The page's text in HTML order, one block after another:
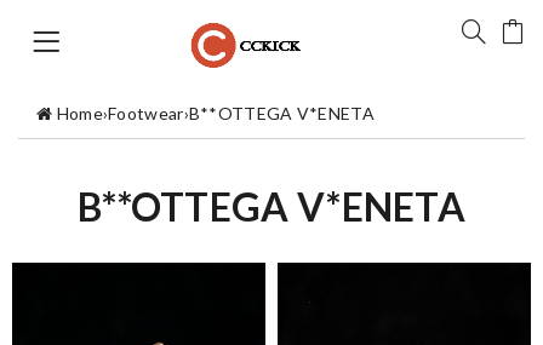
Home›Footwear›B**OTTEGA V*ENETA
B**OTTEGA V*ENETA